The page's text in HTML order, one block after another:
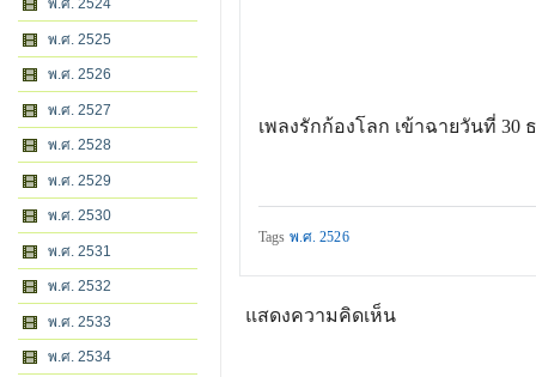
พ.ศ. 2524
พ.ศ. 2525
พ.ศ. 2526
พ.ศ. 2527
พ.ศ. 2528
พ.ศ. 2529
พ.ศ. 2530
พ.ศ. 2531
พ.ศ. 2532
พ.ศ. 2533
พ.ศ. 2534
เพลงรักก้องโลก เข้าฉายวันที่ 30
Tags พ.ศ. 2526
แสดงความคิดเห็น